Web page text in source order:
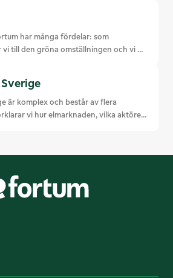
har många fördelar: som
till den gröna omställningen och vi
är komplex och består av flera
vi hur elmarknaden, vilka aktörer